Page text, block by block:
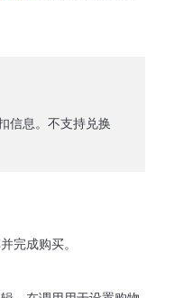
信息。不支持兑换
完成购买。